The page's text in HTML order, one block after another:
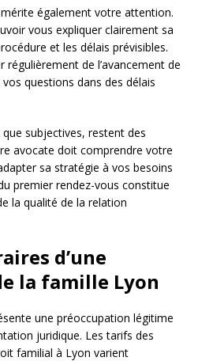
également votre attention.
vous expliquer clairement sa
et les délais prévisibles.
de l’avancement de
questions dans des délais
que subjectives, restent des
avocate doit comprendre votre
sa stratégie à vos besoins
premier rendez-vous constitue
la qualité de la relation
d’une
la famille Lyon
une préoccupation légitime
juridique. Les tarifs des
familial à Lyon varient